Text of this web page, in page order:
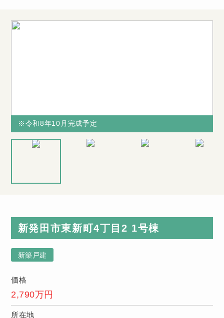
※令和8年10月完成予定
※令和8年10月完成予定
浴室など）無
新発田市東新町4丁目2 1号棟
新築戸建
価格
2,790万円
所在地